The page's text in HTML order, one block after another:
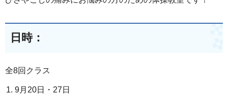
日時：
全8回クラス
9月20日・27日